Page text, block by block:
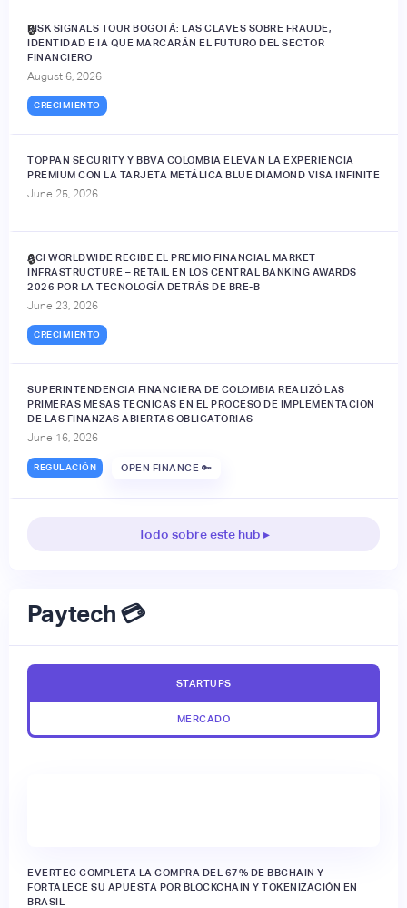
RISK SIGNALS TOUR BOGOTÁ: LAS CLAVES SOBRE FRAUDE,
IDENTIDAD E IA QUE MARCARÁN EL FUTURO DEL SECTOR
FINANCIERO
August 6, 2026
CRECIMIENTO
🔒
TOPPAN SECURITY Y BBVA COLOMBIA ELEVAN LA EXPERIENCIA
PREMIUM CON LA TARJETA METÁLICA BLUE DIAMOND VISA INFINITE
June 25, 2026
ACI WORLDWIDE RECIBE EL PREMIO FINANCIAL MARKET
INFRASTRUCTURE – RETAIL EN LOS CENTRAL BANKING AWARDS
2026 POR LA TECNOLOGÍA DETRÁS DE BRE-B
June 23, 2026
CRECIMIENTO
🔒
SUPERINTENDENCIA FINANCIERA DE COLOMBIA REALIZÓ LAS
PRIMERAS MESAS TÉCNICAS EN EL PROCESO DE IMPLEMENTACIÓN
DE LAS FINANZAS ABIERTAS OBLIGATORIAS
June 16, 2026
REGULACIÓN OPEN FINANCE 🔑
Todo sobre este hub ▸
Paytech 💳
STARTUPS
MERCADO
EVERTEC COMPLETA LA COMPRA DEL 67% DE BBCHAIN Y
FORTALECE SU APUESTA POR BLOCKCHAIN Y TOKENIZACIÓN EN
BRASIL